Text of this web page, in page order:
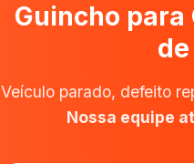
Guincho para
Veículo parado, defeito
Nossa equipe